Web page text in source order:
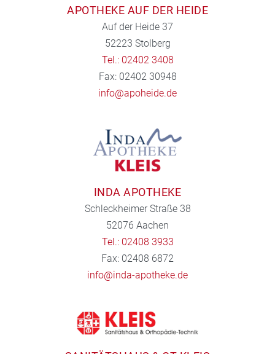
APOTHEKE AUF DER HEIDE
Auf der Heide 37
52223 Stolberg
Tel.: 02402 3408
Fax: 02402 30948
info@apoheide.de
INDA APOTHEKE
Schleckheimer Straße 38
52076 Aachen
Tel.: 02408 3933
Fax: 02408 6872
info@inda-apotheke.de